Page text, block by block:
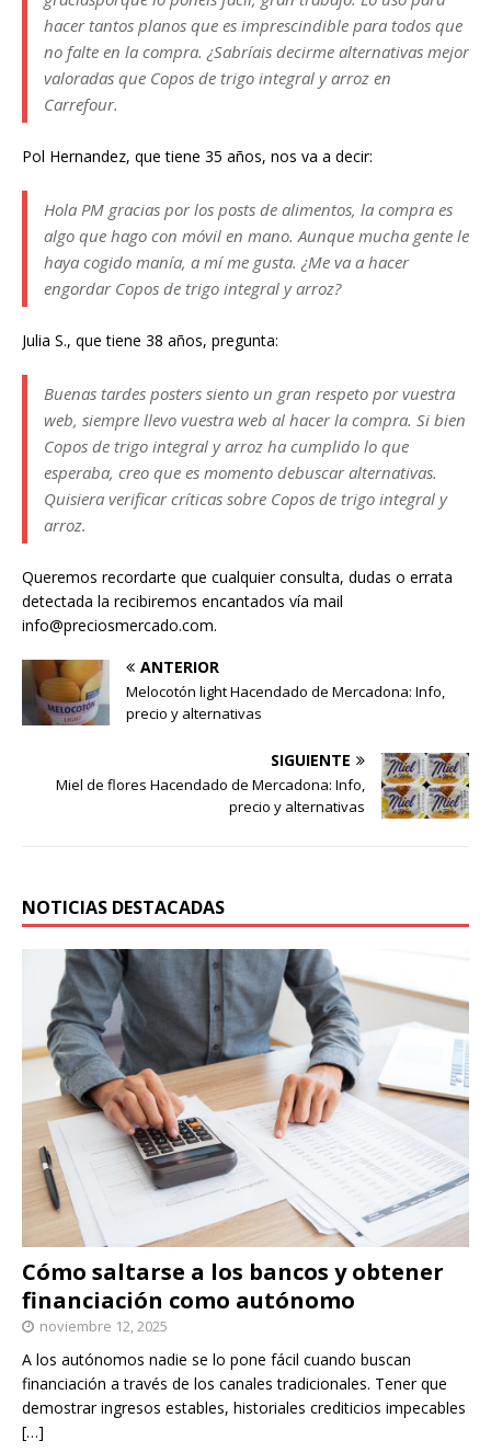
hacer tantos planos que es imprescindible para todos que
no falte en la compra. ¿Sabríais decirme alternativas mejor
valoradas que Copos de trigo integral y arroz en
Carrefour.
Pol Hernandez, que tiene 35 años, nos va a decir:
Hola PM gracias por los posts de alimentos, la compra es
algo que hago con móvil en mano. Aunque mucha gente le
haya cogido manía, a mí me gusta. ¿Me va a hacer
engordar Copos de trigo integral y arroz?
Julia S., que tiene 38 años, pregunta:
Buenas tardes posters siento un gran respeto por vuestra
web, siempre llevo vuestra web al hacer la compra. Si bien
Copos de trigo integral y arroz ha cumplido lo que
esperaba, creo que es momento debuscar alternativas.
Quisiera verificar críticas sobre Copos de trigo integral y
arroz.
Queremos recordarte que cualquier consulta, dudas o errata
detectada la recibiremos encantados vía mail
info@preciosmercado.com.
ANTERIOR
Melocotón light Hacendado de Mercadona: Info,
precio y alternativas
SIGUIENTE
Miel de flores Hacendado de Mercadona: Info,
precio y alternativas
NOTICIAS DESTACADAS
Cómo saltarse a los bancos y obtener
financiación como autónomo
noviembre 12, 2025
A los autónomos nadie se lo pone fácil cuando buscan
financiación a través de los canales tradicionales. Tener que
demostrar ingresos estables, historiales crediticios impecables
[…]